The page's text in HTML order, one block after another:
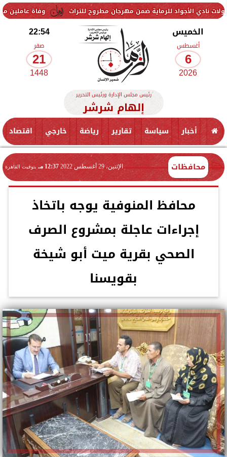
وفاة عاملين متأثرين للرماية ضمن مهرجان مطروح للتراث
الخميس
أغسطس
6
2026
22:54
صفر
21
1448
رئيس مجلس الإدارة ورئيس التحرير
إلهام شرشر
أخبار سياسة تقارير رياضة خارجي اقتصاد
محافظات الإثنين، 29 أغسطس 2022 12:37 مـ بتوقيت القاهرة
محافظ المنوفية يوجه باتخاذ
إجراءات عاجلة بمشروع الصرف
الصحي بقرية ميت أبو شيخة
بقويسنا